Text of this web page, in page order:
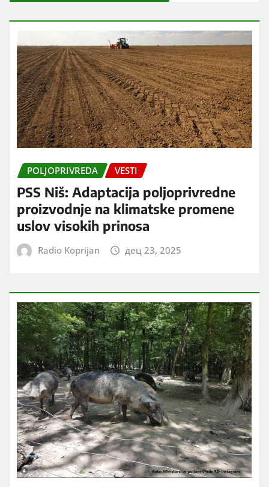
POLJOPRIVREDA VESTI
PSS Niš: Adaptacija poljoprivredne
proizvodnje na klimatske promene
uslov visokih prinosa
Radio Koprijan дец 23, 2025